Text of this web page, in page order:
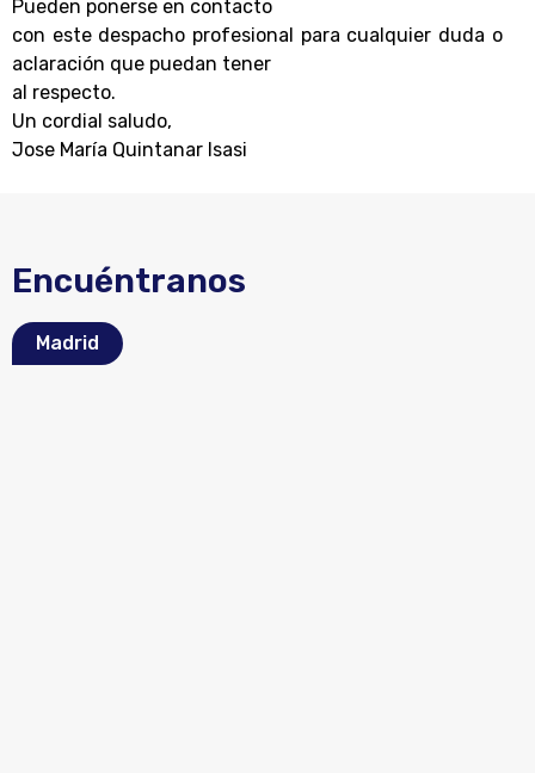
Pueden ponerse en contacto
con este despacho profesional para cualquier duda o
aclaración que puedan tener
al respecto.
Un cordial saludo,
Jose María Quintanar Isasi
Encuéntranos
Madrid